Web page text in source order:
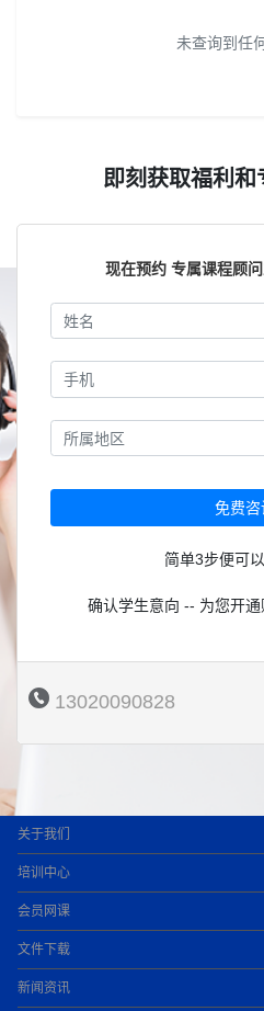
未查询到任
即刻获取福利和
现在预约 专属课程顾
免费咨
简单3步便可
确认学生意向 -- 为您开
13020090828
关于我们
培训中心
会员网课
文件下载
新闻资讯